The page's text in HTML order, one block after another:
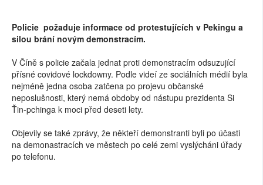
Policie požaduje informace od protestujících v Pekingu a
silou brání novým demonstracím.
V Číně s policie začala jednat proti demonstracím odsuzující
přísné covidové lockdowny. Podle videí ze sociálních médií byla
nejméně jedna osoba zatčena po projevu občanské
neposlušnosti, který nemá obdoby od nástupu prezidenta Si
Ťin-pchinga k moci před deseti lety.
Objevily se také zprávy, že někteří demonstranti byli po účasti
na demonastracích ve městech po celé zemi vyslýcháni úřady
po telefonu.